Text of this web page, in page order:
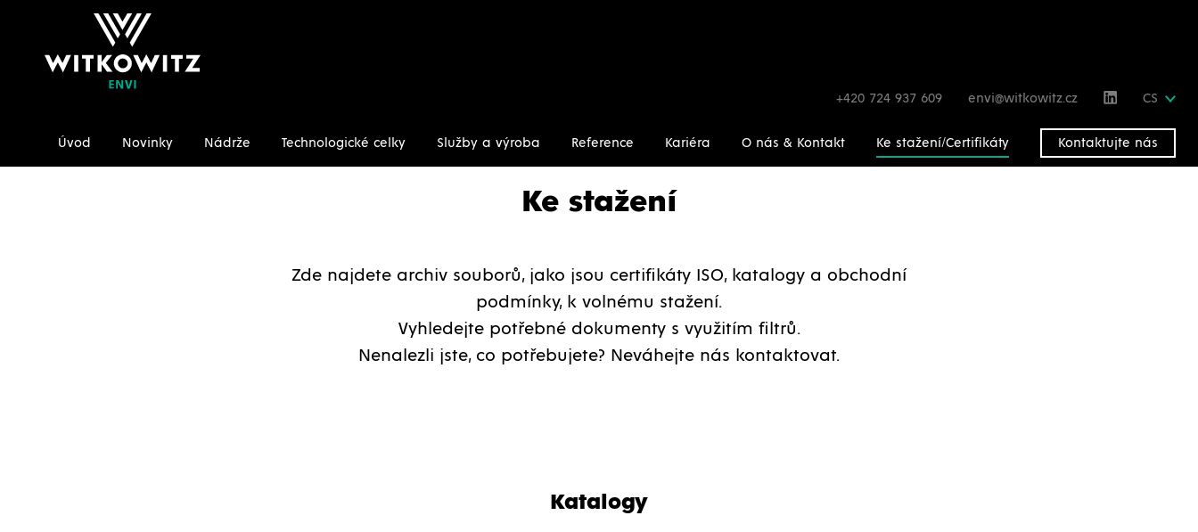
+420 724 937 609 envi@witkowitz.cz CS
Úvod Novinky Nádrže Technologické celky Služby a výroba Reference Kariéra O nás & Kontakt Ke stažení/Certifikáty Kontaktujte nás
Úvodní stránka Ke stažení/Certifikáty
Ke stažení
Zde najdete archiv souborů, jako jsou certifikáty ISO, katalogy a obchodní
podmínky, k volnému stažení.
Vyhledejte potřebné dokumenty s využitím filtrů.
Nenalezli jste, co potřebujete? Neváhejte nás kontaktovat.
Katalogy